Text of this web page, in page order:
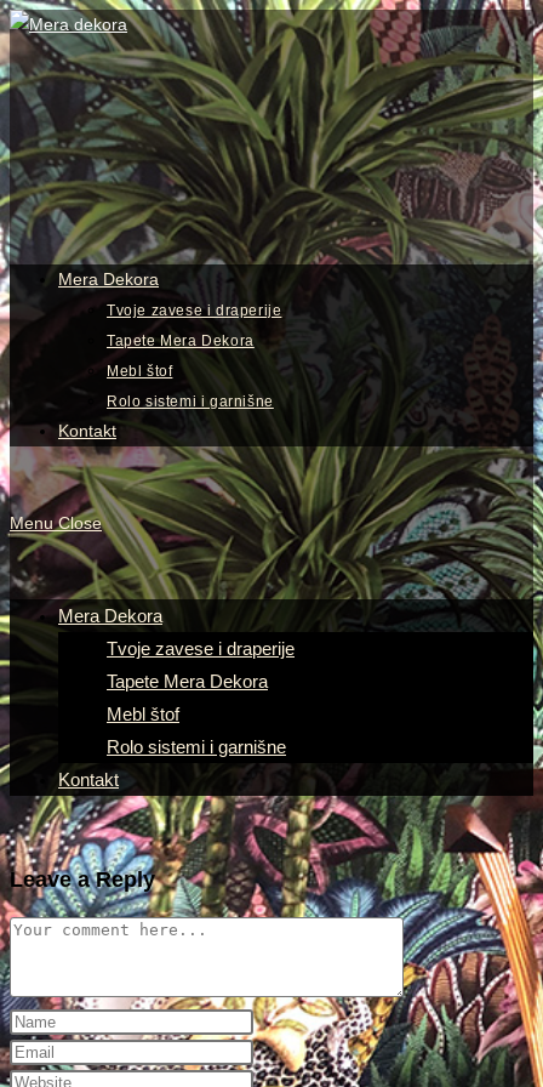
Skip
to
content
View
website
Menu
Mera Dekora
Tvoje zavese i draperije
Tapete Mera Dekora
Mebl štof
Rolo sistemi i garnišne
Kontakt
Menu Close
Mera Dekora
Tvoje zavese i draperije
Tapete Mera Dekora
Mebl štof
Rolo sistemi i garnišne
Kontakt
Leave a Reply
Comment
Enter
your
name
Enter
your
Enter